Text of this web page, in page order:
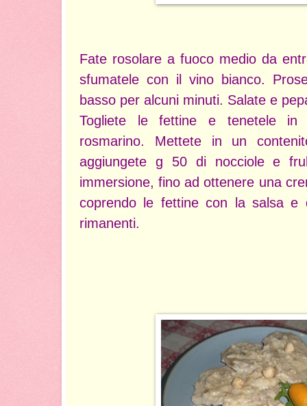
Fate rosolare a fuoco medio da
sfumatele con il vino bianco.
basso per alcuni minuti. Salate e
Togliete le fettine e tenetele in
rosmarino. Mettete in un
aggiungete g 50 di nocciole e
immersione, fino ad ottenere una
coprendo le fettine con la salsa e
rimanenti.